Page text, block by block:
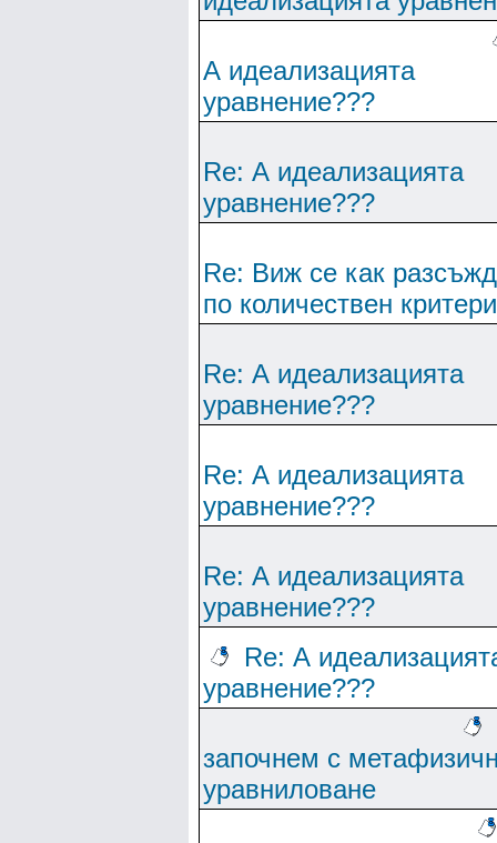
А идеализацията
уравнение???
Re: А идеализацията
уравнение???
Re: Виж се как
по количествен
Re: А идеализацията
уравнение???
Re: А идеализацията
уравнение???
Re: А идеализацията
уравнение???
Re: А
уравнение???
започнем с
уравниловане